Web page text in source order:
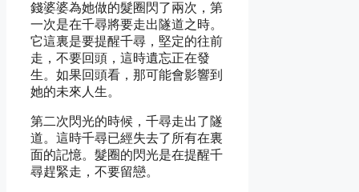
錢婆婆為她做的髮圈閃了兩次，第
一次是在千尋將要走出隧道之時。
它這裏是要提醒千尋，堅定的往前
走，不要回頭，這時遺忘正在發
生。如果回頭看，那可能會影響到
她的未來人生。
第二次閃光的時候，千尋走出了隧
道。這時千尋已經失去了所有在裏
面的記憶。髮圈的閃光是在提醒千
尋趕緊走，不要留戀。